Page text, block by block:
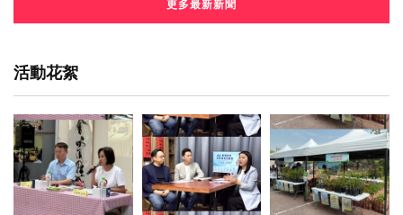
更多最新新聞
活動花絮